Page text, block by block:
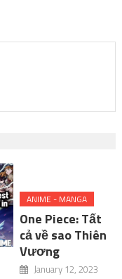
ANIME - MANGA
One Piece: Tất
cả về sao Thiên
Vương
January 12, 2023